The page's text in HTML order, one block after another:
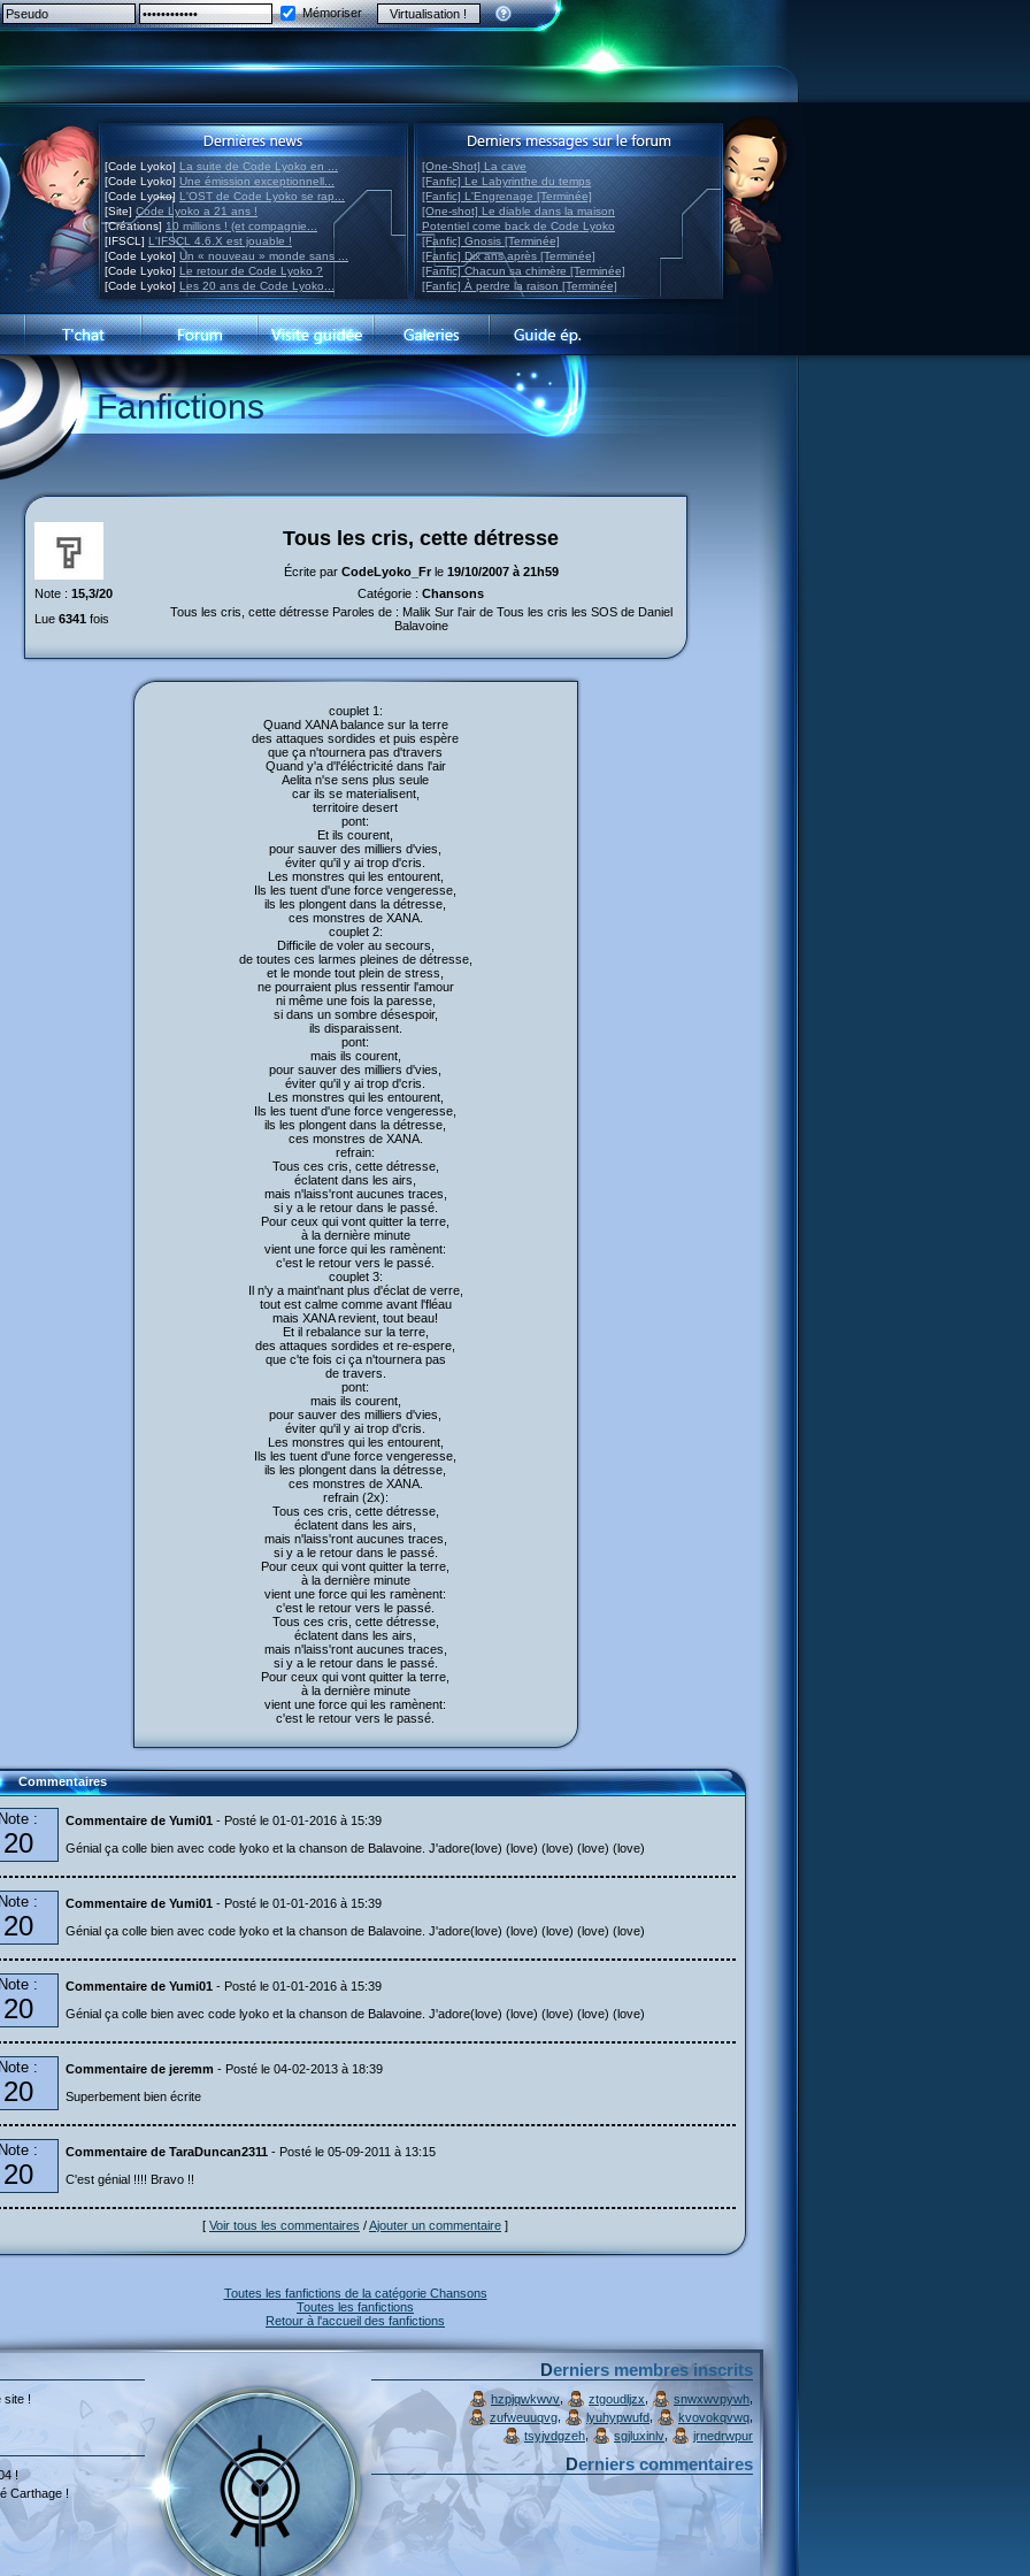
Mémoriser
[Code Lyoko] La suite de Code Lyoko en ...
[Code Lyoko] Une émission exceptionnell...
[Code Lyoko] L'OST de Code Lyoko se rap...
[Site] Code Lyoko a 21 ans !
[Créations] 10 millions ! (et compagnie...
[IFSCL] L'IFSCL 4.6.X est jouable !
[Code Lyoko] Un « nouveau » monde sans ...
[Code Lyoko] Le retour de Code Lyoko ?
[Code Lyoko] Les 20 ans de Code Lyoko...
[One-Shot] La cave
[Fanfic] Le Labyrinthe du temps
[Fanfic] L'Engrenage [Terminée]
[One-shot] Le diable dans la maison
Potentiel come back de Code Lyoko
[Fanfic] Gnosis [Terminée]
[Fanfic] Dix ans après [Terminée]
[Fanfic] Chacun sa chimère [Terminée]
[Fanfic] À perdre la raison [Terminée]
Fanfictions
Tous les cris, cette détresse
Écrite par CodeLyoko_Frle 19/10/2007 à 21h59
Note : 15,3/20 Catégorie : Chansons
Lue 6341 fois
Tous les cris, cette détresse Paroles de : Malik Sur l'air de Tous les cris les SOS de Daniel
Balavoine
couplet 1:
Quand XANA balance sur la terre
des attaques sordides et puis espère
que ça n'tournera pas d'travers
Quand y'a d'l'éléctricité dans l'air
Aelita n'se sens plus seule
car ils se materialisent,
territoire desert
pont:
Et ils courent,
pour sauver des milliers d'vies,
éviter qu'il y ai trop d'cris.
Les monstres qui les entourent,
Ils les tuent d'une force vengeresse,
ils les plongent dans la détresse,
ces monstres de XANA.
couplet 2:
Difficile de voler au secours,
de toutes ces larmes pleines de détresse,
et le monde tout plein de stress,
ne pourraient plus ressentir l'amour
ni même une fois la paresse,
si dans un sombre désespoir,
ils disparaissent.
pont:
mais ils courent,
pour sauver des milliers d'vies,
éviter qu'il y ai trop d'cris.
Les monstres qui les entourent,
Ils les tuent d'une force vengeresse,
ils les plongent dans la détresse,
ces monstres de XANA.
refrain:
Tous ces cris, cette détresse,
éclatent dans les airs,
mais n'laiss'ront aucunes traces,
si y a le retour dans le passé.
Pour ceux qui vont quitter la terre,
à la dernière minute
vient une force qui les ramènent:
c'est le retour vers le passé.
couplet 3:
Il n'y a maint'nant plus d'éclat de verre,
tout est calme comme avant l'fléau
mais XANA revient, tout beau!
Et il rebalance sur la terre,
des attaques sordides et re-espere,
que c'te fois ci ça n'tournera pas
de travers.
pont:
mais ils courent,
pour sauver des milliers d'vies,
éviter qu'il y ai trop d'cris.
Les monstres qui les entourent,
Ils les tuent d'une force vengeresse,
ils les plongent dans la détresse,
ces monstres de XANA.
refrain (2x):
Tous ces cris, cette détresse,
éclatent dans les airs,
mais n'laiss'ront aucunes traces,
si y a le retour dans le passé.
Pour ceux qui vont quitter la terre,
à la dernière minute
vient une force qui les ramènent:
c'est le retour vers le passé.
Tous ces cris, cette détresse,
éclatent dans les airs,
mais n'laiss'ront aucunes traces,
si y a le retour dans le passé.
Pour ceux qui vont quitter la terre,
à la dernière minute
vient une force qui les ramènent:
c'est le retour vers le passé.
Commentaires
Note :
20
Commentaire de Yumi01 - Posté le 01-01-2016 à 15:39
Génial ça colle bien avec code lyoko et la chanson de Balavoine. J'adore(love) (love) (love) (love) (love)
Note :
20
Commentaire de Yumi01 - Posté le 01-01-2016 à 15:39
Génial ça colle bien avec code lyoko et la chanson de Balavoine. J'adore(love) (love) (love) (love) (love)
Note :
20
Commentaire de Yumi01 - Posté le 01-01-2016 à 15:39
Génial ça colle bien avec code lyoko et la chanson de Balavoine. J'adore(love) (love) (love) (love) (love)
Note :
20
Commentaire de jeremm - Posté le 04-02-2013 à 18:39
Superbement bien écrite
Note :
20
Commentaire de TaraDuncan2311 - Posté le 05-09-2011 à 13:15
C'est génial !!!! Bravo !!
[ Voir tous les commentaires /Ajouter un commentaire ]
Toutes les fanfictions de la catégorie Chansons
Toutes les fanfictions
Retour à l'accueil des fanfictions
site !
!
Carthage !
Derniers membres inscrits
hzpjqwkwvv, ztgoudljzx , snwxwvpywh
zufweuuqvg
lyuhypwufd , kvovokqvwq
tsyjvdgzeh, sgjluxinlv jrnedrwpur
Derniers commentaires